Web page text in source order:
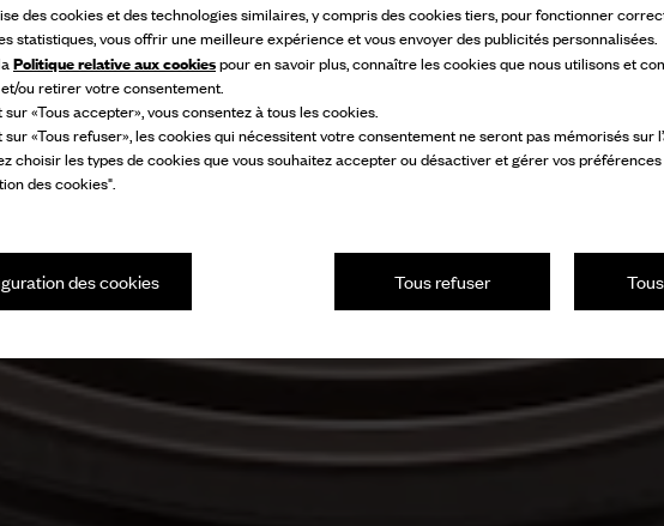
des cookies et des technologies similaires, y compris des cookies tiers, pour fonctionner
statistiques, vous offrir une meilleure expérience et vous envoyer des publicités personnalisées.
Politique relative aux cookiespour en savoir plus, connaître les cookies que nous utilisons et
ou retirer votre consentement.
«Tous accepter», vous consentez à tous les cookies.
«Tous refuser», les cookies qui nécessitent votre consentement ne seront pas mémorisés sur
choisir les types de cookies que vous souhaitez accepter ou désactiver et gérer vos
des cookies".
Tous refuser
des cookies